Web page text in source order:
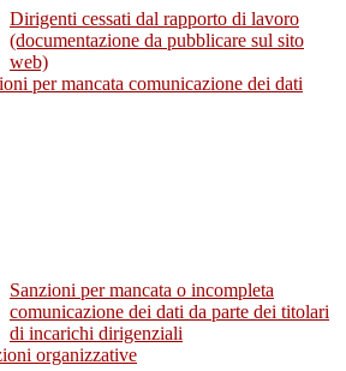
Dirigenti cessati dal rapporto di lavoro
(documentazione da pubblicare sul sito
web)
per mancata comunicazione dei dati
Sanzioni per mancata o incompleta
comunicazione dei dati da parte dei titolari
di incarichi dirigenziali
organizzative